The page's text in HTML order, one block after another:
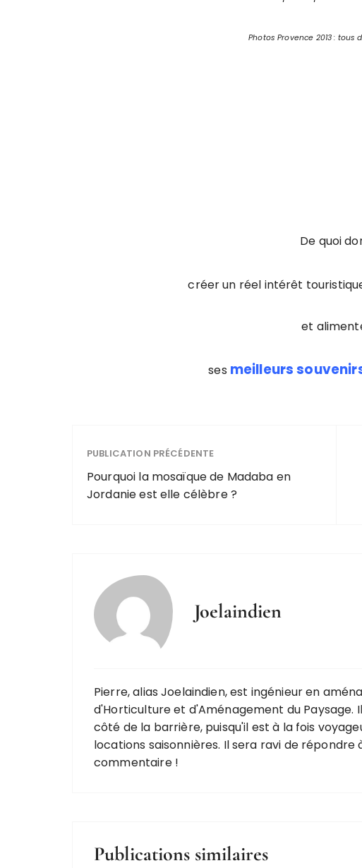
Photos Provence 2013 : tous
De quoi
créer un réel intérêt
et
ses meilleurs
PUBLICATION PRÉCÉDENTE
Pourquoi la mosaïque de Madaba en
Jordanie est elle célèbre ?
Joelaindien
Pierre, alias Joelaindien, est ingénieur en
d'Horticulture et d'Aménagement du Paysage.
côté de la barrière, puisqu'il est à la fois
locations saisonnières. Il sera ravi de répondre
commentaire !
Publications similaires